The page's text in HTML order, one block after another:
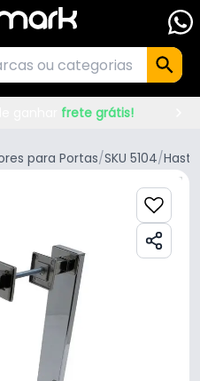
frete grátis!
para Portas/SKU 5104/